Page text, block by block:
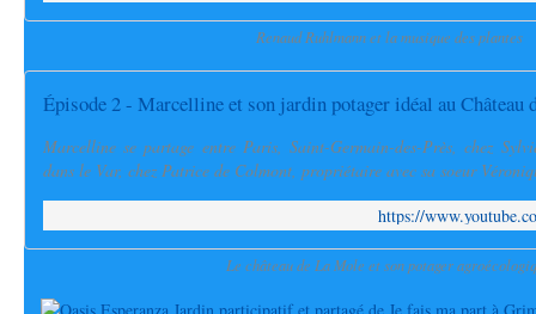
Renaud Ruhlmann et la musique des plantes
Épisode 2 - Marcelline et son jardin potager idéal au Château
Marcelline se partage entre Paris, Saint-Germain-des-Près, chez
dans le Var, chez Patrice de Colmont, propriétaire avec sa soeur
https://
Le château de La Mole et son potager